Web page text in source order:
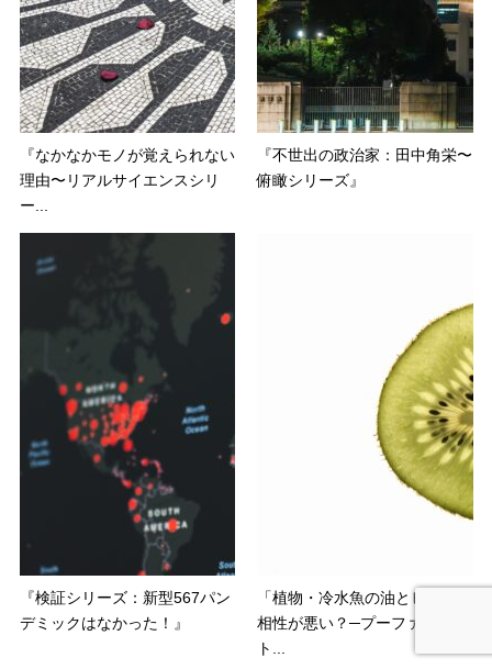
『なかなかモノが覚えられない
理由〜リアルサイエンスシリ
ー...
『不世出の政治家：田中角栄〜
俯瞰シリーズ』
『検証シリーズ：新型567パン
デミックはなかった！』
「植物・冷水魚の油とヒトとは
相性が悪い？─プーファがミ
ト...